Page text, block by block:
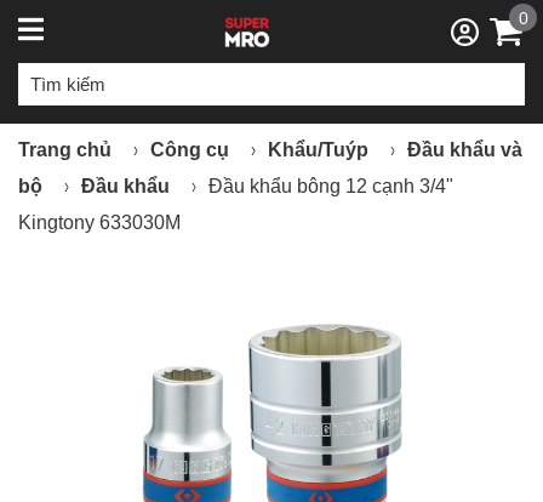
0
Trang chủ Công cụ Khẩu/Tuýp
Đầu khẩu và
bộ
Đầu khẩu
Đầu khẩu bông 12 cạnh 3/4"
Kingtony 633030M